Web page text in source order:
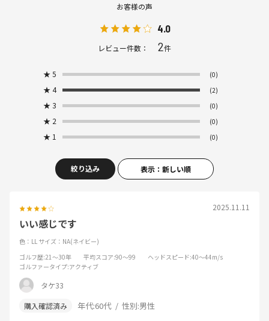
お客様の声
4.0
レビュー件数： 2件
★ 5 (0)
★ 4 (2)
★ 3 (0)
★ 2 (0)
★ 1 (0)
絞り込み 表示：新しい順
2025.11.11
いい感じです
色：LL サイズ：NA(ネイビー)
ゴルフ歴:21～30年 平均スコア:90～99 ヘッドスピード:40～44m/s
ゴルファータイプ:アクティブ
タケ33
年代:60代 性別:男性